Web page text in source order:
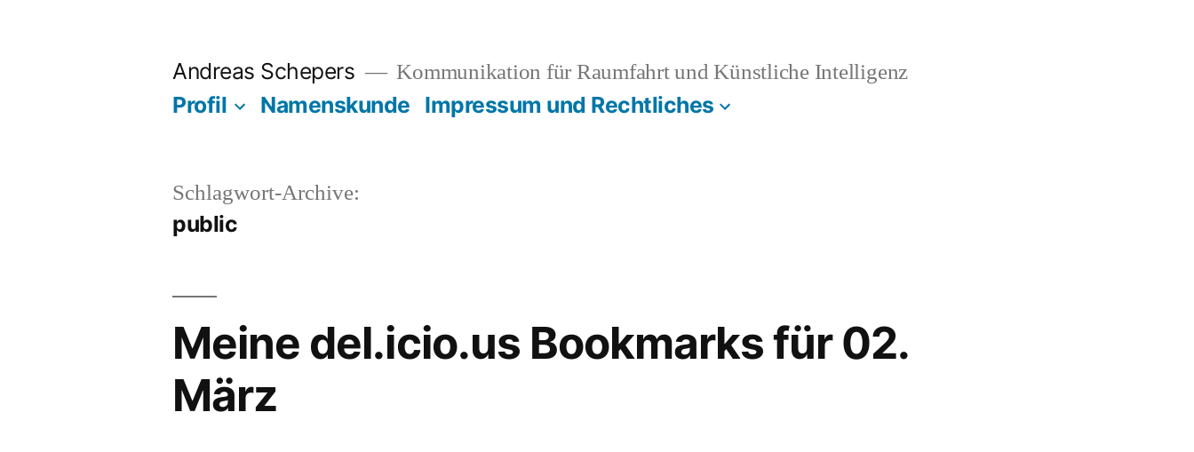
Andreas Schepers Kommunikation für Raumfahrt und Künstliche Intelligenz
Profil Namenskunde Impressum und Rechtliches
Schlagwort-Archive:
public
Meine del.icio.us Bookmarks für 02.
März